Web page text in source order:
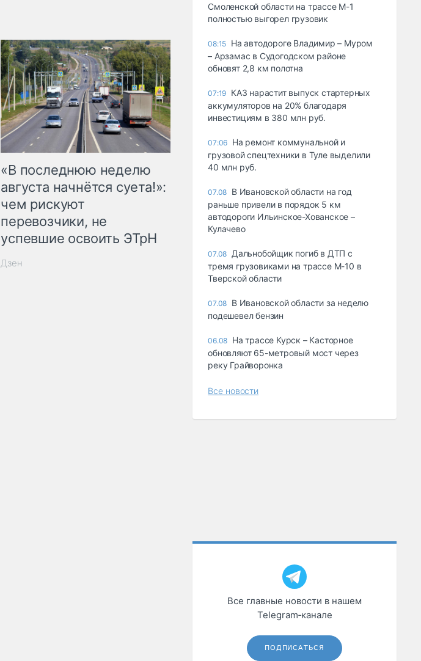
«В последнюю неделю
августа начнётся суета!»:
чем рискуют
перевозчики, не
успевшие освоить ЭТрН
Дзен
Смоленской области на трассе М-1
полностью выгорел грузовик
08:15 На автодороге Владимир – Муром
– Арзамас в Судогодском районе
обновят 2,8 км полотна
07:19 КАЗ нарастит выпуск стартерных
аккумуляторов на 20% благодаря
инвестициям в 380 млн руб.
07:06 На ремонт коммунальной и
грузовой спецтехники в Туле выделили
40 млн руб.
07.08 В Ивановской области на год
раньше привели в порядок 5 км
автодороги Ильинское-Хованское –
Кулачево
07.08 Дальнобойщик погиб в ДТП с
тремя грузовиками на трассе М-10 в
Тверской области
07.08 В Ивановской области за неделю
подешевел бензин
06.08 На трассе Курск – Касторное
обновляют 65-метровый мост через
реку Грайворонка
Все новости
Все главные новости в нашем
Telegram‑канале
ПОДПИСАТЬСЯ